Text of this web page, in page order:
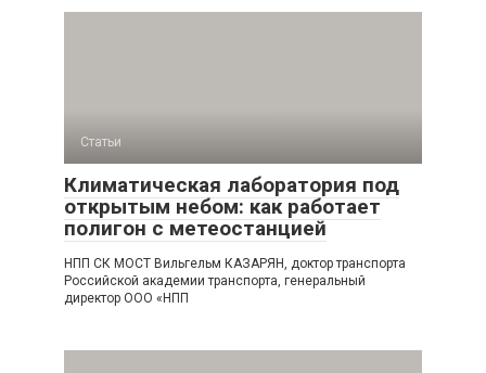
Статьи
Климатическая лаборатория под
открытым небом: как работает
полигон с метеостанцией
НПП СК МОСТ Вильгельм КАЗАРЯН, доктор транспорта
Российской академии транспорта, генеральный
директор ООО «НПП